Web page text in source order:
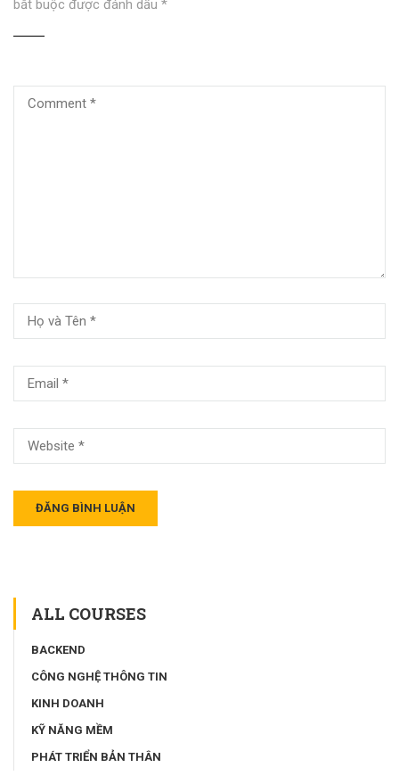
bắt buộc được đánh dấu *
ALL COURSES
BACKEND
CÔNG NGHỆ THÔNG TIN
KINH DOANH
KỸ NĂNG MỀM
PHÁT TRIỂN BẢN THÂN